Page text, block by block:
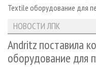
ЛЕСОЗАГОТОВКА
ЛЕСОПИЛЕНИЕ
НОВОСТИ
НОВОСТИ ЛПК
НОВОСТИ ЖУРНАЛА
ПРОЕКТЫ ЛПИ
АНАЛИТИКА
ПРЕДПРИЯТИЯ ЛПК
АРХИВ
АРХИВ ЖУРНАЛОВ
О ЖУРНАЛЕ
Textile оборудование для
НОВОСТИ ЛПК
Andritz поставила
оборудование для